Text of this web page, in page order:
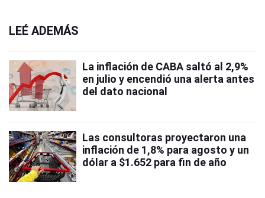
LEÉ ADEMÁS
La inflación de CABA saltó al 2,9%
en julio y encendió una alerta antes
del dato nacional
Las consultoras proyectaron una
inflación de 1,8% para agosto y un
dólar a $1.652 para fin de año